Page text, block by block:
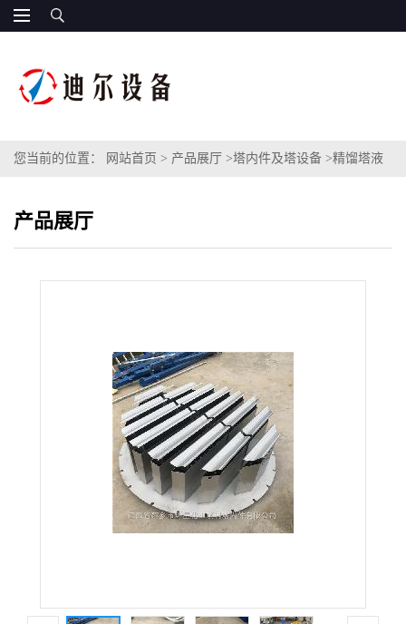
您当前的位置： 网站首页 > 产品展厅 >塔内件及塔设备 >精馏塔液
产品展厅